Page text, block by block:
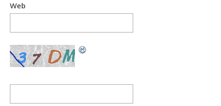
Web